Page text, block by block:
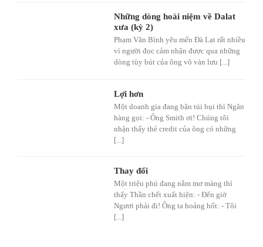
Những dòng hoài niệm về Dalat
xưa (kỳ 2)
Phạm Văn Bình yêu mến Đà Lạt rất nhiều
vì người đọc cảm nhận được qua những
dòng tùy bút của ông vô vàn lưu [...]
Lợi hơn
Một doanh gia đang bận túi bụi thì Ngân
hàng gọi: - Ông Smith ơi! Chúng tôi
nhận thấy thẻ credit của ông có những
[...]
Thay đổi
Một triệu phú đang nằm mơ màng thì
thấy Thần chết xuất hiện: - Đến giờ
Ngươi phải đi! Ông ta hoảng hốt: - Tôi
[...]